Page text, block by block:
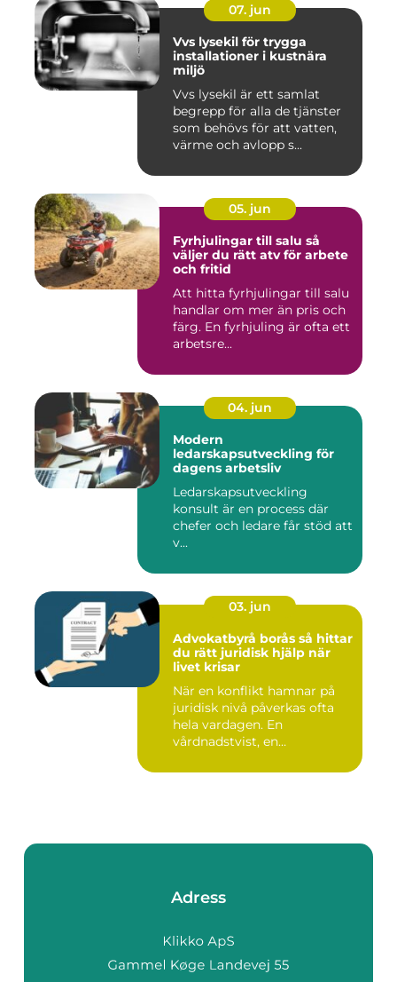
07. jun
Vvs lysekil för trygga
installationer i kustnära
miljö
Vvs lysekil är ett samlat
begrepp för alla de tjänster
som behövs för att vatten,
värme och avlopp s...
05. jun
Fyrhjulingar till salu så
väljer du rätt atv för arbete
och fritid
Att hitta fyrhjulingar till salu
handlar om mer än pris och
färg. En fyrhjuling är ofta ett
arbetsre...
04. jun
Modern
ledarskapsutveckling för
dagens arbetsliv
Ledarskapsutveckling
konsult är en process där
chefer och ledare får stöd att
v...
03. jun
Advokatbyrå borås så hittar
du rätt juridisk hjälp när
livet krisar
När en konflikt hamnar på
juridisk nivå påverkas ofta
hela vardagen. En
vårdnadstvist, en
Adress